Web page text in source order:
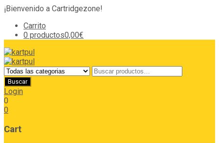
¡Bienvenido a Cartridgezone!
Carrito
0 productos0,00€
Login
0
0
Cart